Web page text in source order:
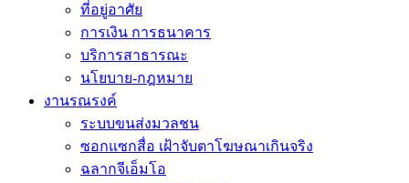
ที่อยู่อาศัย
การเงิน การธนาคาร
บริการสาธารณะ
นโยบาย-กฎหมาย
งานรณรงค์
ระบบขนส่งมวลชน
ซอกแซกสื่อ เฝ้าจับตาโฆษณาเกินจริง
ฉลากจีเอ็มโอ